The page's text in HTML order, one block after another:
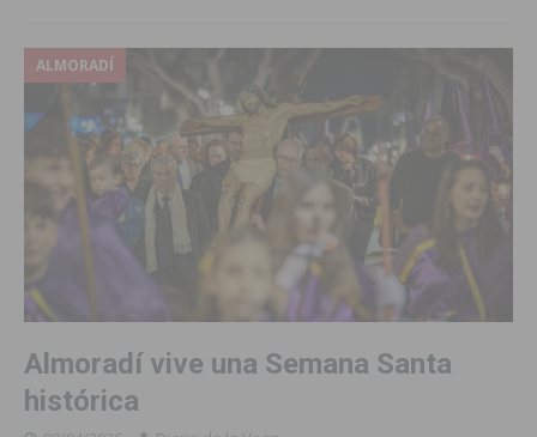
ALMORADÍ
Almoradí vive una Semana Santa
histórica